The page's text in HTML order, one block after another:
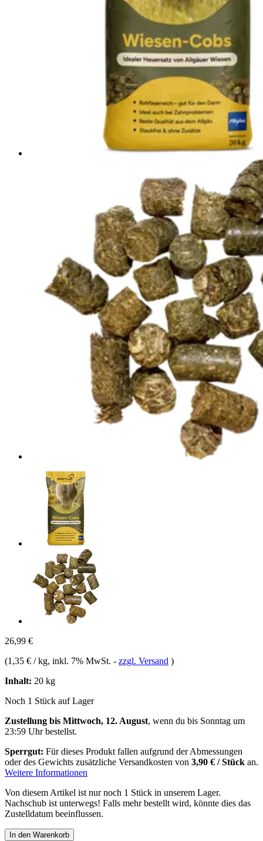
26,99 €
(1,35 € / kg, inkl. 7% MwSt. - zzgl. Versand )
Inhalt: 20 kg
Noch 1 Stück auf Lager
Zustellung bis Mittwoch, 12. August, wenn du bis Sonntag um
23:59 Uhrbestellst.
Sperrgut: Für dieses Produkt fallen aufgrund der Abmessungen
oder des Gewichts zusätzliche Versandkosten von 3,90 € / Stück an.
Weitere Informationen
Von diesem Artikel ist nur noch 1 Stück in unserem Lager.
Nachschub ist unterwegs! Falls mehr bestellt wird, könnte dies das
Zustelldatum beeinflussen.
In den Warenkorb